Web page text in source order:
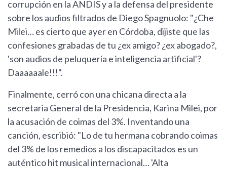
corrupción en la ANDIS y a la defensa del presidente
sobre los audios filtrados de Diego Spagnuolo: "¿Che
Milei… es cierto que ayer en Córdoba, dijiste que las
confesiones grabadas de tu ¿ex amigo? ¿ex abogado?,
'son audios de peluquería e inteligencia artificial'?
Daaaaaale!!!".
Finalmente, cerró con una chicana directa a la
secretaria General de la Presidencia, Karina Milei, por
la acusación de coimas del 3%. Inventando una
canción, escribió: "Lo de tu hermana cobrando coimas
del 3% de los remedios a los discapacitados es un
auténtico hit musical internacional… 'Alta